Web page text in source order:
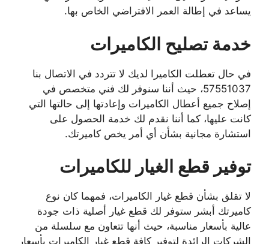
يساعد في إطالة العمر الافتراضي الخاص بها.
خدمة تصليح الكاميرات
في حال تعطلت الكاميرا لديك لا تتردد في الاتصال بنا
57551037، حيث أننا سنوفر لك فني متخصص في
إصلاح جميع أعطال الكاميرات وإعادتها إلى حالتها التي
كانت عليها، كما أننا نقدم لك خدمة الحصول على
استشارة مجانية بشأن أي أمر يخص كاميرتك.
توفير قطع الغيار للكاميرات
لا تقلق بشأن قطع غيار الكاميرات، فمهما كان نوع
كاميرتك أبشر ستوفر لك قطع غيار أصلية ذات جودة
عالية بأسعار مناسبة، حيث أنها تتعاون مع سلسلة من
الشركات الرائدة لتوفير كافة قطع غيار الكاميرات بأسعار